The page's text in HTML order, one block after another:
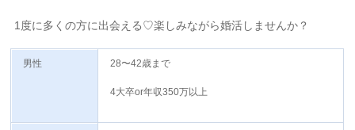
1度に多くの方に出会える♡楽しみながら婚活しませんか？
男性 28〜42歳まで
4大卒or年収350万以上